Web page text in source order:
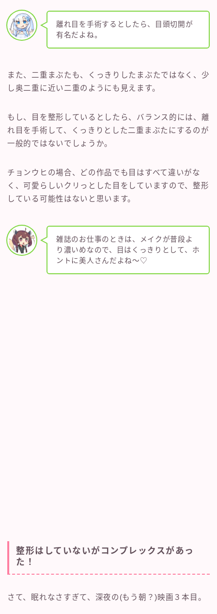
離れ目を手術するとしたら、目頭切開が
有名だよね。
また、二重まぶたも、くっきりしたまぶたではなく、少
し奥二重に近い二重のようにも見えます。
もし、目を整形しているとしたら、バランス的には、離
れ目を手術して、くっきりとした二重まぶたにするのが
一般的ではないでしょうか。
チョンウヒの場合、どの作品でも目はすべて違いがな
く、可愛らしいクリっとした目をしていますので、整形
している可能性はないと思います。
雑誌のお仕事のときは、メイクが普段よ
り濃いめなので、目はくっきりとして、ホ
ントに美人さんだよね～♡
整形はしていないがコンプレックスがあっ
た！
さて、眠れなさすぎて、深夜の(もう朝？)映画３本目。